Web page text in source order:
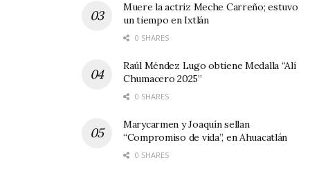
municipal pone como fecha límite para realizar
la solicitud el jueves 20 de octubre próximo.
Muere la actriz Meche Carreño; estuvo
un tiempo en Ixtlán
0 SHARES
Raúl Méndez Lugo obtiene Medalla “Alí
Chumacero 2025”
0 SHARES
Marycarmen y Joaquín sellan
“Compromiso de vida”, en Ahuacatlán
0 SHARES